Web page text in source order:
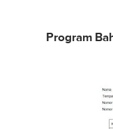
Program